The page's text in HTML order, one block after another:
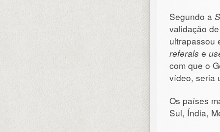
Segundo a
validação
ultrapassou
referals e
com que o
vídeo, seria
Os países
Sul, Índia,